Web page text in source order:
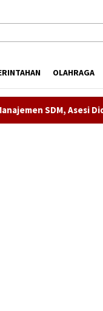
OLAHRAGA
Raih Predikat